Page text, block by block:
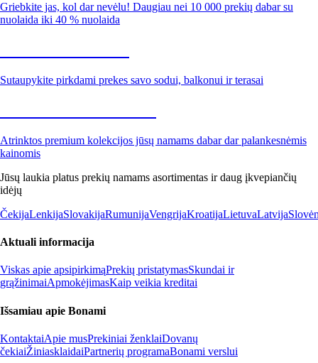
Griebkite jas, kol dar nevėlu! Daugiau nei 10 000 prekių dabar su
nuolaida iki 40 % nuolaida
Sutaupykite pirkdami prekes savo sodui, balkonui ir terasai
Atrinktos premium kolekcijos jūsų namams dabar dar palankesnėmis
kainomis
Jūsų laukia platus prekių namams asortimentas ir daug įkvepiančių
idėjų
ČekijaLenkijaSlovakijaRumunijaVengrijaKroatijaLietuvaLatvija
Aktuali informacija
Viskas apie apsipirkimąPrekių pristatymasSkundai ir
grąžinimaiApmokėjimasKaip veikia kreditai
Išsamiau apie Bonami
KontaktaiApie musPrekiniai ženklaiDovanų
čekiaiŽiniasklaidaiPartnerių programaBonami verslui